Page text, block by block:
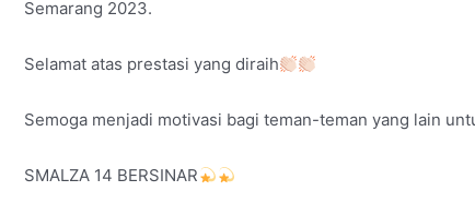
Semarang 2023.
Selamat atas prestasi yang diraih
Semoga menjadi motivasi bagi teman-teman yang lain
SMALZA 14 BERSINAR